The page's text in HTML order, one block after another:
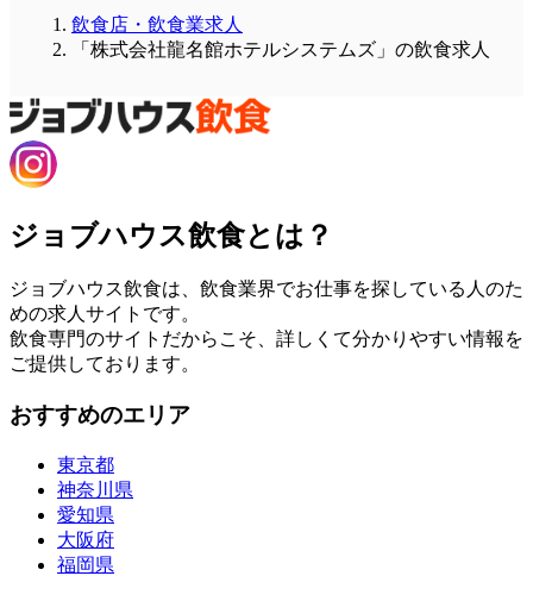
飲食店・飲食業求人
「株式会社龍名館ホテルシステムズ」の飲食求人
ジョブハウス飲食とは？
ジョブハウス飲食は、飲食業界でお仕事を探している人のた
めの求人サイトです。
飲食専門のサイトだからこそ、詳しくて分かりやすい情報を
ご提供しております。
おすすめのエリア
東京都
神奈川県
愛知県
大阪府
福岡県